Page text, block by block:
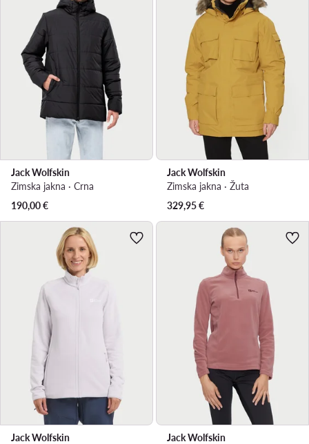
Jack Wolfskin
Zimska jakna · Crna
190,00€
Jack Wolfskin
Zimska jakna · Žuta
329,95€
Jack Wolfskin
Jack Wolfskin